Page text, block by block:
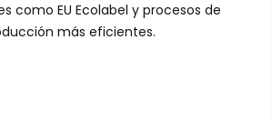
como EU Ecolabel y procesos de
más eficientes.